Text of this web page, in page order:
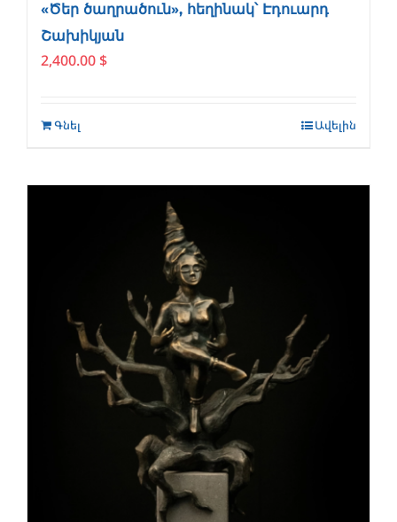
«Ծեր ծաղրածուն», հեղինակ՝ Էդուարդ
Շախիկյան
2,400.00 $
Գնել Ավելին